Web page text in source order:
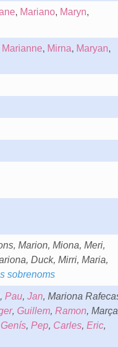
, Mariano, Maryn,
Marianne, Mirna, Maryan,
Marion, Miona, Meri,
Duck, Mirri, Maria,
sobrenoms
Pau, Jan, Mariona
, Guillem, Ramon,
Genís, Pep, Carles, Eric,